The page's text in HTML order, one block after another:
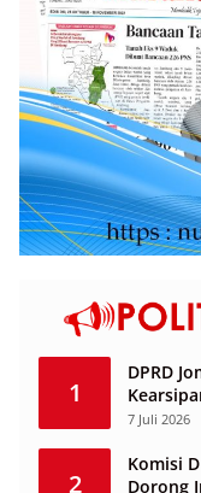
1
DPRD
7 Juli 2026
2
Komisi
Dorong